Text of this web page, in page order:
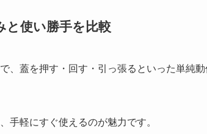
使い勝手を比較
、蓋を押す・回す・引っ張るといった単純
手軽にすぐ使えるのが魅力です。